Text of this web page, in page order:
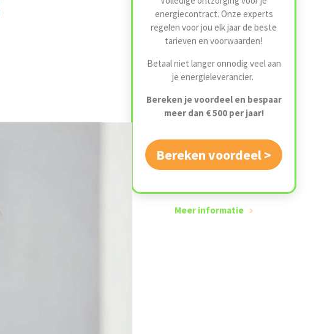
energiecontract. Onze experts
regelen voor jou elk jaar de beste
tarieven en voorwaarden!
Betaal niet langer onnodig veel aan
je energieleverancier.
Bereken je voordeel en bespaar
meer dan € 500 per jaar!
Bereken voordeel >
Meer informatie